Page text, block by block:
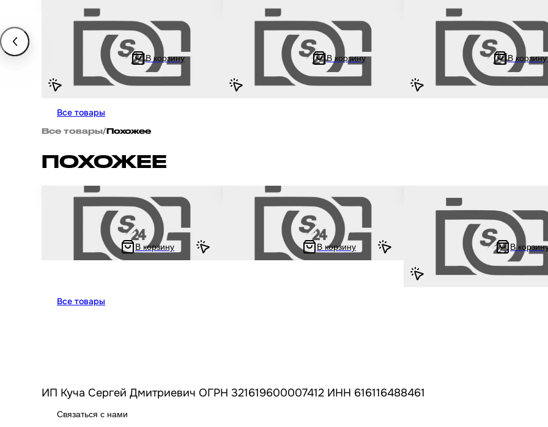
Блок кнопок руля на китайский мотоцикл и
питбайк Irbis TTR 125 и ATV / Ирбис ТТР 125
Квадроцикл YX125 пуск "LIPAI" 4
828.89 ₽ В корзину
Кнопки переключателя на скутер HONDA /
Хонда Дио / Такт / Джорно, в сборе (5шт)
554.44 ₽ В корзину
Хомуты на руль для крепления
d10, D21 "LIPAI" на мотоцикл /
скутер / для мототехники
556.67 ₽ В корзину
Все товары
Все товары/Похожее
ПОХОЖЕЕ
Блоки кнопок руля (пара) на мотоцикл и
скутер Suzuki AX100 / Сузуки (черные,
рычаги, крепление) "XVP"
844.39 ₽ В корзину
Блоки кнопок руля (пара) на мотоцикл и
скутер Yamaha YBR 125 / Ямаха ЮБР
1 054.71 ₽ В корзину
Блок кнопок руля в сборе на
мопед Zongshen ZS125J пара
1 595.56 ₽ В
Все товары
ИП Куча Сергей Дмитриевич ОГРН 321619600007412 ИНН 616116488461
Связаться с нами